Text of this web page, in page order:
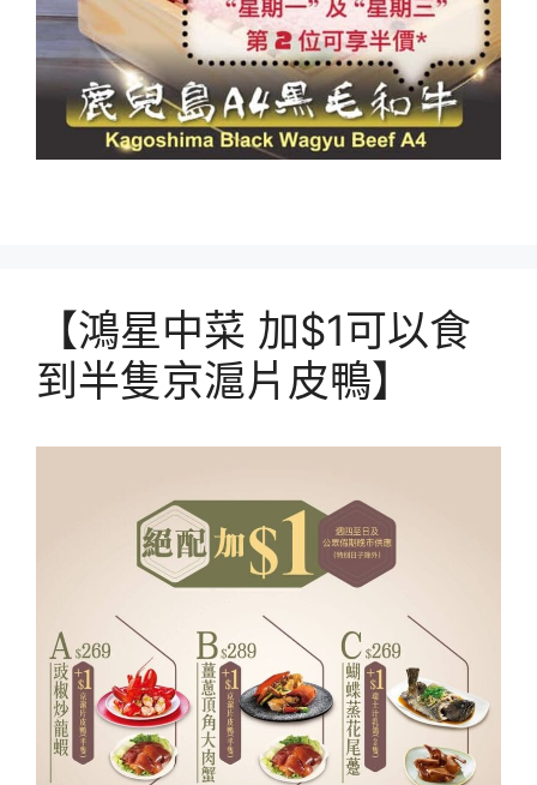
【鴻星中菜 加$1可以食
到半隻京滬片皮鴨】